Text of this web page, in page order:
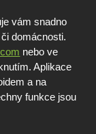
vám snadno
domácnosti.
nebo ve
Aplikace
a na
funkce jsou